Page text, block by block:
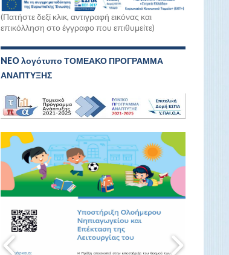
(Πατήστε δεξί κλικ, αντιγραφή εικόνας και
επικόλληση στο έγγραφο που επιθυμείτε)
NEO λογότυπο ΤΟΜΕΑΚΟ ΠΡΟΓΡΑΜΜΑ
ΑΝΑΠΤΥΞΗΣ